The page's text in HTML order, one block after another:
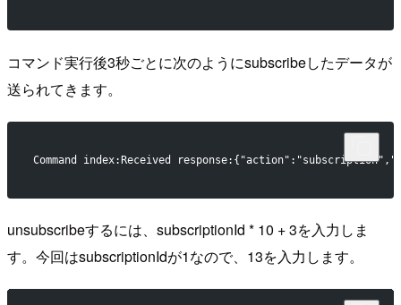
コマンド実行後3秒ごとに次のようにsubscribeしたデータが
送られてきます。
Command index:Received
unsubscribeするには、subscriptionId * 10 + 3を入力しま
す。今回はsubscriptionIdが1なので、13を入力します。